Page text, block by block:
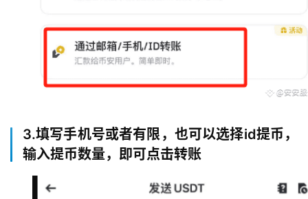
3.填写手机号或者有限，也可以选择id提币，
输入提币数量，即可点击转账